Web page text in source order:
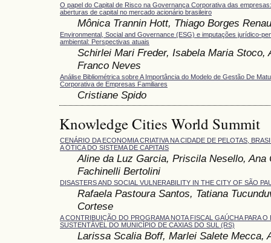
O papel do Capital de Risco na Governança Corporativa das
aberturas de capital no mercado acionário brasileiro
Mônica Trannin Hott, Thiago Borges
Environmental, Social and Governance (ESG) e imputações jurídico-
ambiental: Perspectivas atuais
Schirlei Mari Freder, Isabela Maria Stoco,
Franco Neves
Análise Bibliométrica sobre A Importância do Modelo de Gestão De
Corporativa de Empresas Familiares
Cristiane Spido
Knowledge Cities World Summit
CENÁRIO DA ECONOMIA CRIATIVA NA CIDADE DE PELOTAS,
A ÓTICA DO SISTEMA DE CAPITAIS
Aline da Luz Garcia, Priscila Nesello, Ana
Fachinelli Bertolini
DISASTERS AND SOCIAL VULNERABILITY IN THE CITY OF SÃO
Rafaela Pastoura Santos, Tatiana
Cortese
A CONTRIBUIÇÃO DO PROGRAMA NOTA FISCAL GAÚCHA PARA O
SUSTENTÁVEL DO MUNICÍPIO DE CAXIAS DO SUL (RS)
Larissa Scalia Boff, Marlei Salete Mecca,